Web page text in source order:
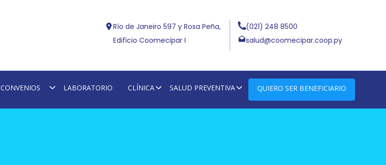
Río de Janeiro 597 y Rosa Peña,
Edificio Coomecipar I
(021) 248 8500
salud@coomecipar.coop.py
CONVENIOS LABORATORIO CLÍNICA SALUD PREVENTIVA QUIERO SER BENEFICIARIO